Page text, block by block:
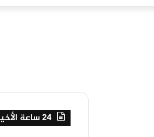
24 ساعة الأخيرة